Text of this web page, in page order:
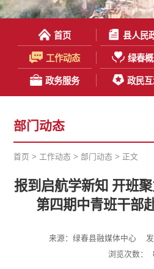
首页 县人民
工作动态 绿春
政务服务 政民
部门动态
首页 > 工作动态 >部门动态 > 正文
报到启航学新知 开班
第四期中青班干部
来源：绿春县融媒体中心
浏览次数：